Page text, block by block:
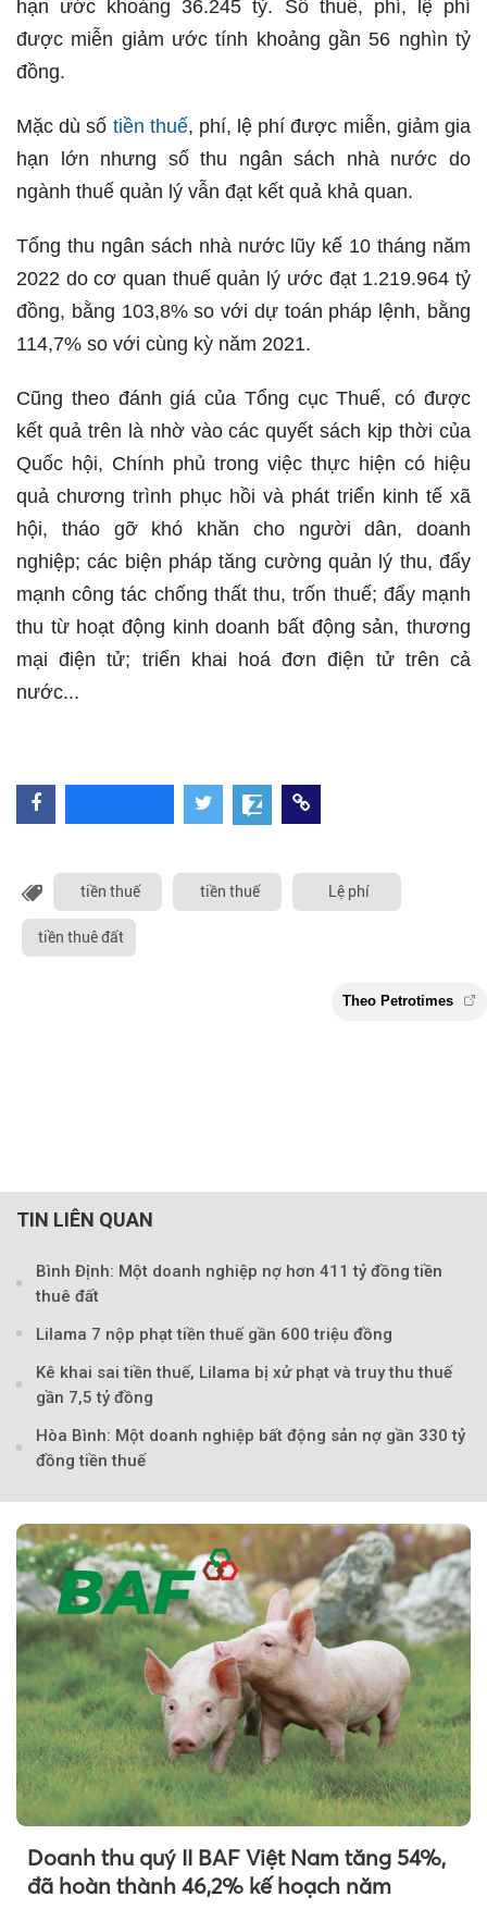
hạn ước khoảng 36.245 tỷ. Số thuế, phí, lệ phí
được miễn giảm ước tính khoảng gần 56 nghìn tỷ
đồng.
Mặc dù số tiền thuế, phí, lệ phí được miễn, giảm gia
hạn lớn nhưng số thu ngân sách nhà nước do
ngành thuế quản lý vẫn đạt kết quả khả quan.
Tổng thu ngân sách nhà nước lũy kế 10 tháng năm
2022 do cơ quan thuế quản lý ước đạt 1.219.964 tỷ
đồng, bằng 103,8% so với dự toán pháp lệnh, bằng
114,7% so với cùng kỳ năm 2021.
Cũng theo đánh giá của Tổng cục Thuế, có được
kết quả trên là nhờ vào các quyết sách kịp thời của
Quốc hội, Chính phủ trong việc thực hiện có hiệu
quả chương trình phục hồi và phát triển kinh tế xã
hội, tháo gỡ khó khăn cho người dân, doanh
nghiệp; các biện pháp tăng cường quản lý thu, đẩy
mạnh công tác chống thất thu, trốn thuế; đẩy mạnh
thu từ hoạt động kinh doanh bất động sản, thương
mại điện tử; triển khai hoá đơn điện tử trên cả
nước...
tiền thuế tiền thuế Lệ phí
tiền thuê đất
Theo
TIN LIÊN QUAN
Bình Định: Một doanh nghiệp nợ hơn 411 tỷ đồng tiền
thuê đất
Lilama 7 nộp phạt tiền thuế gần 600 triệu đồng
Kê khai sai tiền thuế, Lilama bị xử phạt và truy thu thuế
gần 7,5 tỷ đồng
Hòa Bình: Một doanh nghiệp bất động sản nợ gần 330 tỷ
đồng tiền thuế
Doanh thu quý II BAF Việt Nam tăng 54%,
đã hoàn thành 46,2% kế hoạch năm